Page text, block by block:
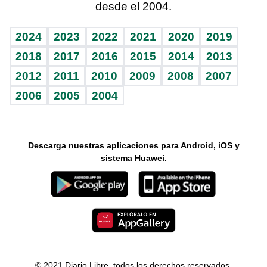
Vida y familia
Eñe
Celebrando la vida
Sin complejos
En pocas palabras
Escuchando al corazón
Economía Personal
Consulta Libre
BRV
TBT Deportivo
Ágora
Guía del dinero
Horóscopos
desde el 2004.
2024 2023 2022 2021 2020
2019
2018
2017 2016 2015 2014
2013
2012
2011 2010 2009 2008
2007
2006
2005 2004
Descarga nuestras aplicaciones para Android, iOS y
sistema Huawei.